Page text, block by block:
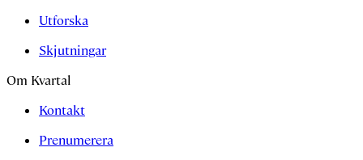
Utforska
Skjutningar
Om Kvartal
Kontakt
Prenumerera